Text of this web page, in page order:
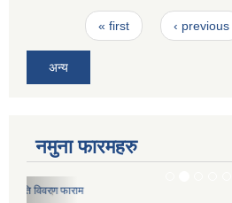
Pages« first ‹ previous
अन्य
नमुना फारमहरु
सहकारी संस्थाहरुको मासिक कार्य विवरण फारामको नमुना